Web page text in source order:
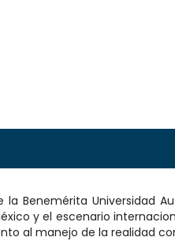
Benemérita Universidad
y el escenario
al manejo de la realidad